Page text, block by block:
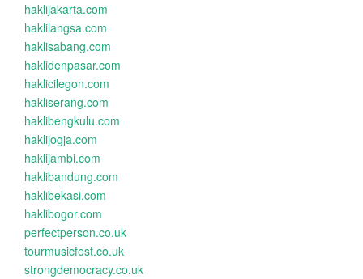
haklijakarta.com
haklilangsa.com
haklisabang.com
haklidenpasar.com
haklicilegon.com
hakliserang.com
haklibengkulu.com
haklijogja.com
haklijambi.com
haklibandung.com
haklibekasi.com
haklibogor.com
perfectperson.co.uk
tourmusicfest.co.uk
strongdemocracy.co.uk